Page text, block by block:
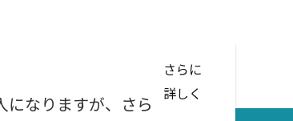
なりますが、さら
さらに
詳しく